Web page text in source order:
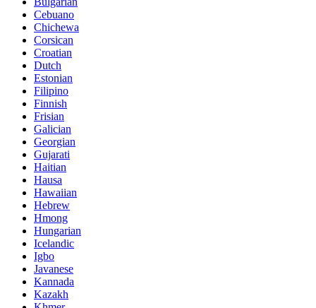
Cebuano
Chichewa
Corsican
Croatian
Dutch
Estonian
Filipino
Finnish
Frisian
Galician
Georgian
Gujarati
Haitian
Hausa
Hawaiian
Hebrew
Hmong
Hungarian
Icelandic
Igbo
Javanese
Kannada
Kazakh